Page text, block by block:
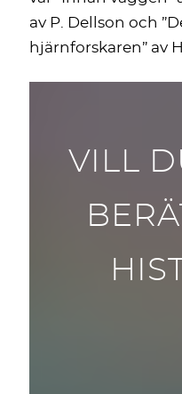
av P. Dellson och
hjärnforskaren” av
VILL